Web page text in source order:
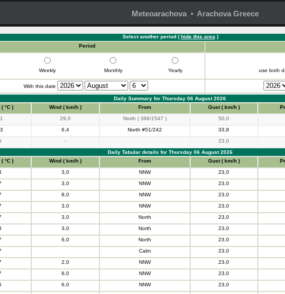
Meteoarachova • Arachova Greece